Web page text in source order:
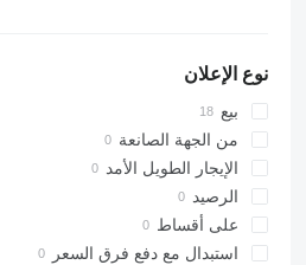
IT
نوع الإعلان
بيع
من الجهة الصانعة
الإيجار الطويل الأمد
الرصيد
على أقساط
استبدال مع دفع فرق السعر